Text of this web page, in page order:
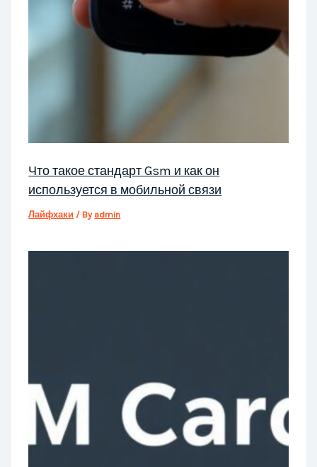
Что такое стандарт Gsm и как он
используется в мобильной связи
Лайфхаки / By admin